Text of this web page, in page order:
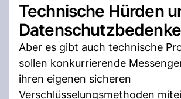
Technische Hürden
Aber es gibt auch technische
sollen konkurrierende
ihren eigenen sicheren
Verschlüsselungsmethoden